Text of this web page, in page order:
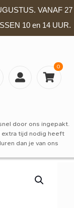
VANAF 27
10 en 14 UUR.
0
door ons ingepakt.
extra tijd nodig heeft
dan je van ons